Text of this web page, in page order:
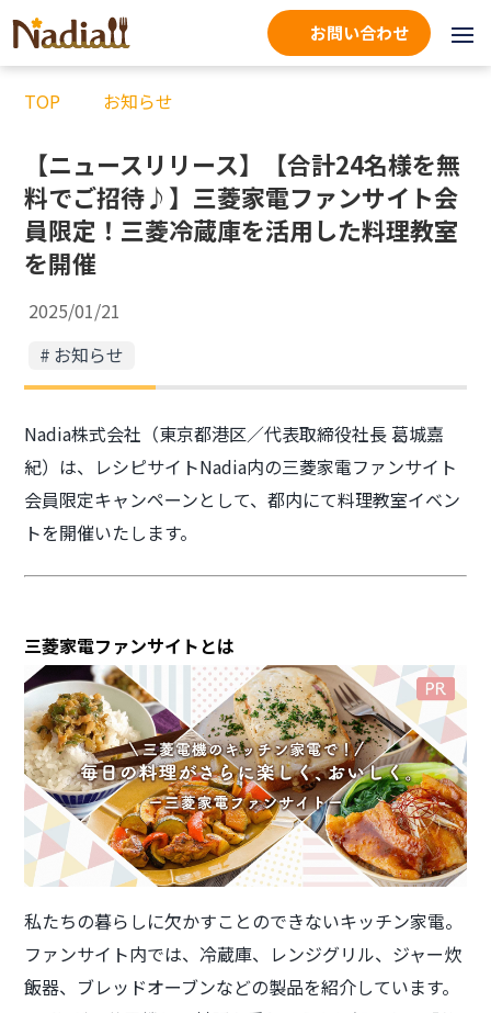
お問い合わせ
TOP お知らせ
【ニュースリリース】【合計24名様を無
料でご招待♪】三菱家電ファンサイト会
員限定！三菱冷蔵庫を活用した料理教室
を開催
2025/01/21
お知らせ
Nadia株式会社（東京都港区／代表取締役社長 葛城嘉
紀）は、レシピサイトNadia内の三菱家電ファンサイト
会員限定キャンペーンとして、都内にて料理教室イベン
トを開催いたします。
三菱家電ファンサイトとは
私たちの暮らしに欠かすことのできないキッチン家電。
ファンサイト内では、冷蔵庫、レンジグリル、ジャー炊
飯器、ブレッドオーブンなどの製品を紹介しています。